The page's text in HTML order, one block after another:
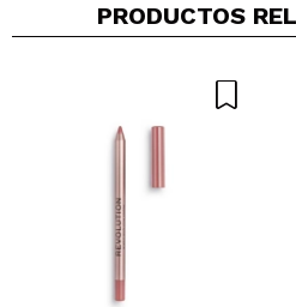
¿Recomendarías su
PRODUCTOS